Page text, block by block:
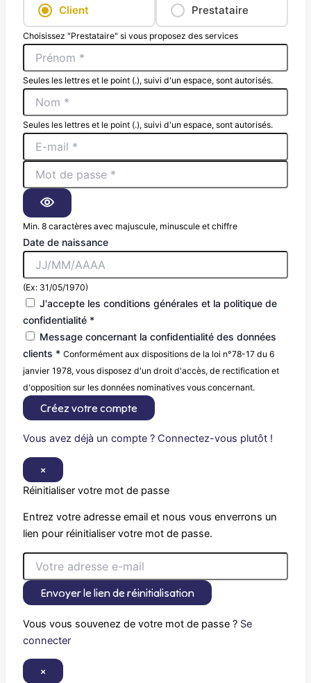
Client Prestataire
Choisissez "Prestataire" si vous proposez des services
Seules les lettres et le point (.), suivi d'un espace, sont autorisés.
Seules les lettres et le point (.), suivi d'un espace, sont autorisés.
Min. 8 caractères avec majuscule, minuscule et chiffre
Date de naissance
(Ex: 31/05/1970)
J'accepte les conditions générales et la politique de
confidentialité *
Message concernant la confidentialité des données
clients * Conformément aux dispositions de la loi n°78-17 du 6
janvier 1978, vous disposez d'un droit d'accès, de rectification et
d'opposition sur les données nominatives vous concernant.
Créez votre compte
Vous avez déjà un compte ? Connectez-vous plutôt !
×
Réinitialiser votre mot de passe
Entrez votre adresse email et nous vous enverrons un
lien pour réinitialiser votre mot de passe.
Envoyer le lien de réinitialisation
Vous vous souvenez de votre mot de passe ? Se
connecter
×